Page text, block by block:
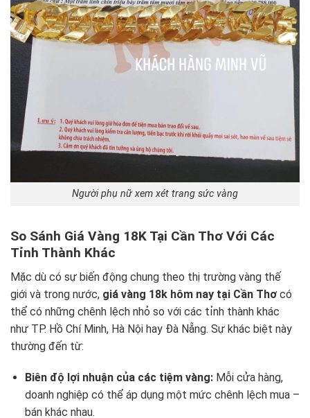
Người phụ nữ xem xét trang sức vàng
So Sánh Giá Vàng 18K Tại Cần Thơ Với Các
Tỉnh Thành Khác
Mặc dù có sự biến động chung theo thị trường vàng thế
giới và trong nước, giá vàng 18k hôm nay tại Cần Thơ có
thể có những chênh lệch nhỏ so với các tỉnh thành khác
như TP. Hồ Chí Minh, Hà Nội hay Đà Nẵng. Sự khác biệt này
thường đến từ:
Biên độ lợi nhuận của các tiệm vàng:Mỗi cửa hàng,
doanh nghiệp có thể áp dụng một mức chênh lệch mua –
bán khác nhau.